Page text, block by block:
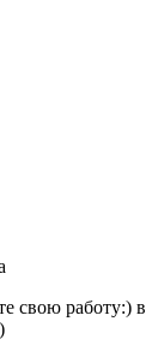
свою работу:)